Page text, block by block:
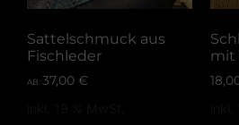
Sattelschmuck aus
Fischleder
AB: 37,00 €
mit